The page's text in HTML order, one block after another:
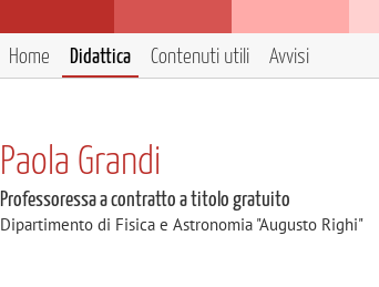
Home Didattica Contenuti utili Avvisi
Paola Grandi
Professoressa a contratto a titolo gratuito
Dipartimento di Fisica e Astronomia "Augusto Righi"